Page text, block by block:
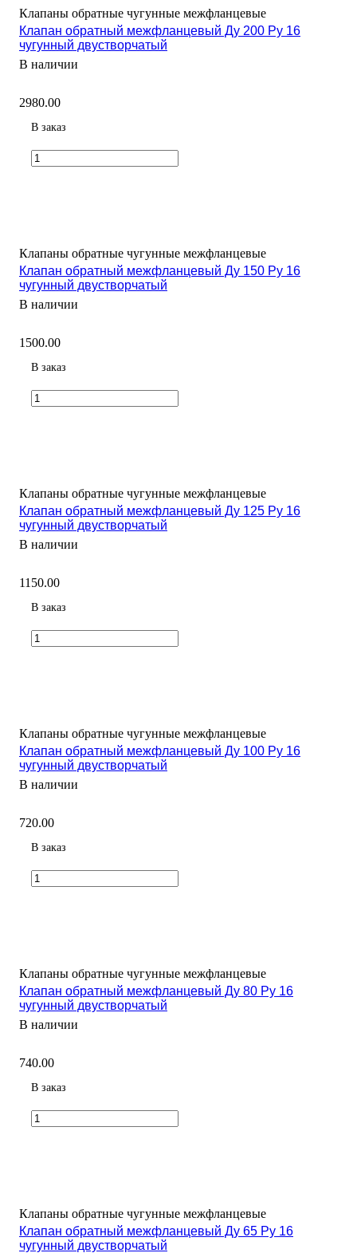
Клапаны обратные чугунные межфланцевые
Клапан обратный межфланцевый Ду 200 Ру 16
чугунный двустворчатый
В наличии
2980.00
В заказ
Клапаны обратные чугунные межфланцевые
Клапан обратный межфланцевый Ду 150 Ру 16
чугунный двустворчатый
В наличии
1500.00
В заказ
Клапаны обратные чугунные межфланцевые
Клапан обратный межфланцевый Ду 125 Ру 16
чугунный двустворчатый
В наличии
1150.00
В заказ
Клапаны обратные чугунные межфланцевые
Клапан обратный межфланцевый Ду 100 Ру 16
чугунный двустворчатый
В наличии
720.00
В заказ
Клапаны обратные чугунные межфланцевые
Клапан обратный межфланцевый Ду 80 Ру 16
чугунный двустворчатый
В наличии
740.00
В заказ
Клапаны обратные чугунные межфланцевые
Клапан обратный межфланцевый Ду 65 Ру 16
чугунный двустворчатый